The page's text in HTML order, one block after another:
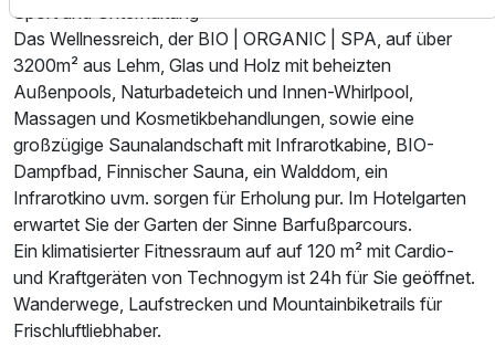
Sport und Unterhaltung
Das Wellnessreich, der BIO | ORGANIC | SPA, auf über
3200m² aus Lehm, Glas und Holz mit beheizten
Außenpools, Naturbadeteich und Innen-Whirlpool,
Massagen und Kosmetikbehandlungen, sowie eine
großzügige Saunalandschaft mit Infrarotkabine, BIO-
Dampfbad, Finnischer Sauna, ein Walddom, ein
Infrarotkino uvm. sorgen für Erholung pur. Im Hotelgarten
erwartet Sie der Garten der Sinne Barfußparcours.
Ein klimatisierter Fitnessraum auf auf 120 m² mit Cardio-
und Kraftgeräten von Technogym ist 24h für Sie geöffnet.
Wanderwege, Laufstrecken und Mountainbiketrails für
Frischluftliebhaber.